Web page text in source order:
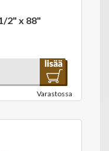
2" x 88"
Varastossa